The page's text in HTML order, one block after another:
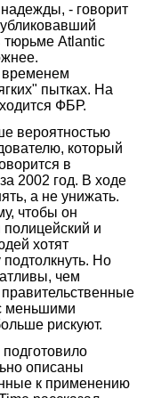
- говорит
тюрьме Atlantic
временем
пытках. На
ФБР.
вероятностью
который
в
2002 год. В ходе
а не унижать.
чтобы он
и
хотят
подтолкнуть. Но
чем
меньшими
рискуют.
описаны
к применению